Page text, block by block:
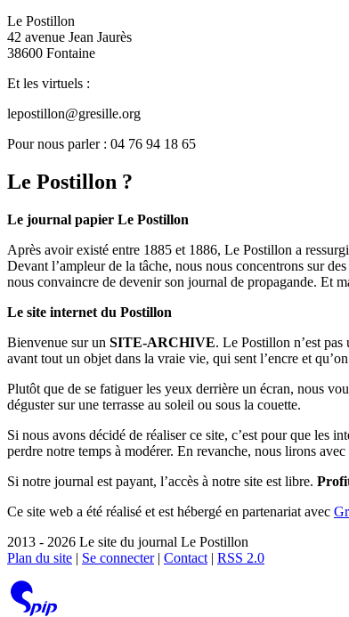
Le Postillon
42 avenue Jean Jaurès
38600 Fontaine
Et les virtuels :
lepostillon@gresille.org
Pour nous parler : 04 76 94 18 65
Le Postillon ?
Le journal papier Le Postillon
Après avoir existé entre 1885 et 1886, Le Postillon a
Devant l’ampleur de la tâche, nous nous concentrons sur
nous convaincre de devenir son journal de propagande. Et
Le site internet du Postillon
Bienvenue sur un SITE-ARCHIVE. Le Postillon n’est
avant tout un objet dans la vraie vie, qui sent l’encre et
Plutôt que de se fatiguer les yeux derrière un écran, nous
déguster sur une terrasse au soleil ou sous la couette.
Si nous avons décidé de réaliser ce site, c’est pour que les
perdre notre temps à modérer. En revanche, nous lirons
Si notre journal est payant, l’accès à notre site est libre.
Ce site web a été réalisé et est hébergé en partenariat avec
2013 - 2026 Le site du journal Le Postillon
Plan du site | Se connecter| Contact | RSS 2.0